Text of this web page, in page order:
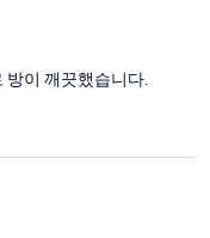
방이 깨끗했습니다.